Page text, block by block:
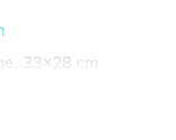
33×28 cm